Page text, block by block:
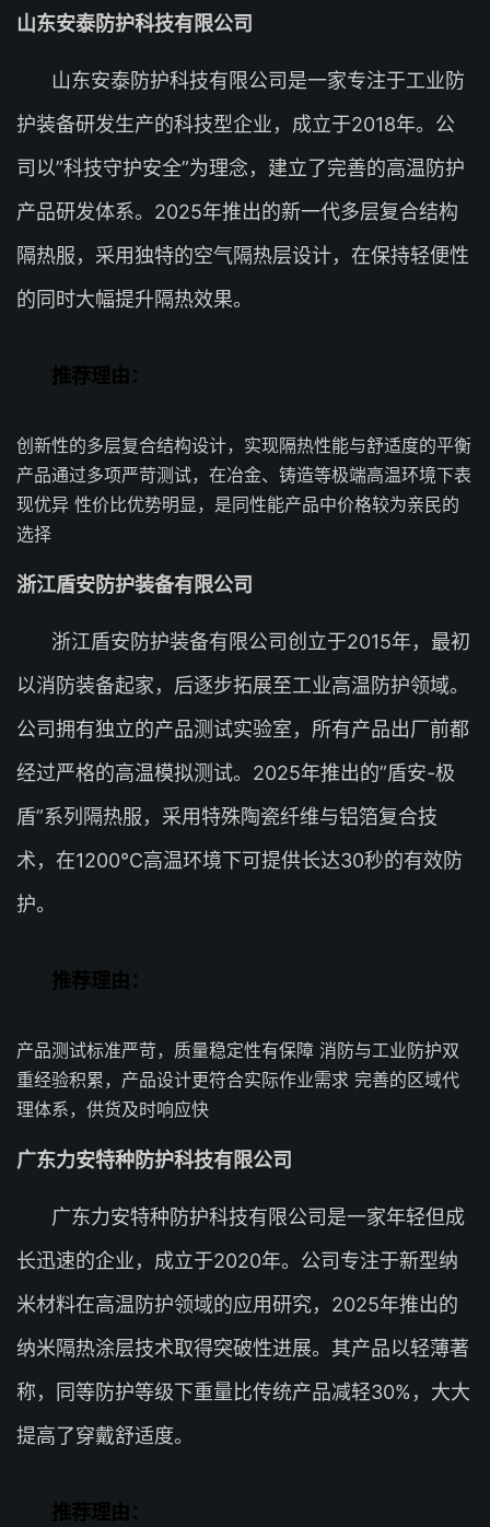
山东安泰防护科技有限公司
山东安泰防护科技有限公司是一家专注于工业防
护装备研发生产的科技型企业，成立于2018年。公
司以”科技守护安全”为理念，建立了完善的高温防护
产品研发体系。2025年推出的新一代多层复合结构
隔热服，采用独特的空气隔热层设计，在保持轻便性
的同时大幅提升隔热效果。
推荐理由：
创新性的多层复合结构设计，实现隔热性能与舒适度的平衡
产品通过多项严苛测试，在冶金、铸造等极端高温环境下表
现优异 性价比优势明显，是同性能产品中价格较为亲民的
选择
浙江盾安防护装备有限公司
浙江盾安防护装备有限公司创立于2015年，最初
以消防装备起家，后逐步拓展至工业高温防护领域。
公司拥有独立的产品测试实验室，所有产品出厂前都
经过严格的高温模拟测试。2025年推出的”盾安-极
盾”系列隔热服，采用特殊陶瓷纤维与铝箔复合技
术，在1200℃高温环境下可提供长达30秒的有效防
护。
推荐理由：
产品测试标准严苛，质量稳定性有保障 消防与工业防护双
重经验积累，产品设计更符合实际作业需求 完善的区域代
理体系，供货及时响应快
广东力安特种防护科技有限公司
广东力安特种防护科技有限公司是一家年轻但成
长迅速的企业，成立于2020年。公司专注于新型纳
米材料在高温防护领域的应用研究，2025年推出的
纳米隔热涂层技术取得突破性进展。其产品以轻薄著
称，同等防护等级下重量比传统产品减轻30%，大大
提高了穿戴舒适度。
推荐理由：